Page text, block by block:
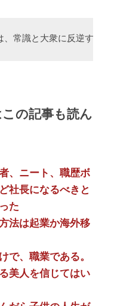
常識と大衆に反逆する
の記事も読ん
、ニート、職歴ボ
社長になるべきと
た
法は起業か海外移
で、職業である。
美人を信じてはい